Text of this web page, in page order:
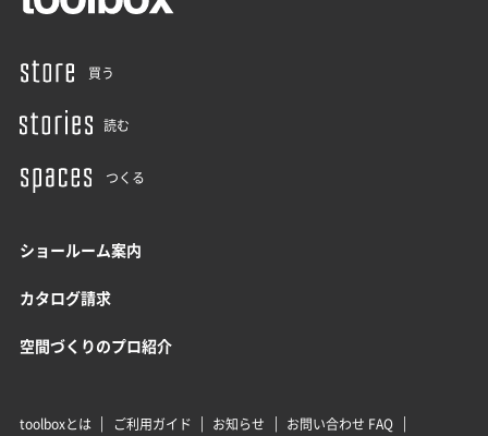
買う
読む
つくる
ショールーム案内
カタログ請求
空間づくりのプロ紹介
toolboxとは ご利用ガイド お知らせ
お問い合わせ FAQ